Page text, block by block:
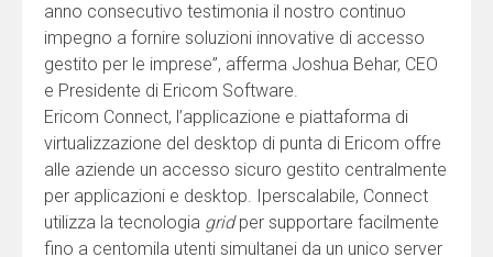
anno consecutivo testimonia il nostro continuo
impegno a fornire soluzioni innovative di accesso
gestito per le imprese”, afferma Joshua Behar, CEO
e Presidente di Ericom Software.
Ericom Connect, l’applicazione e piattaforma di
virtualizzazione del desktop di punta di Ericom offre
alle aziende un accesso sicuro gestito centralmente
per applicazioni e desktop. Iperscalabile, Connect
utilizza la tecnologia gridper supportare facilmente
fino a centomila utenti simultanei da un unico server